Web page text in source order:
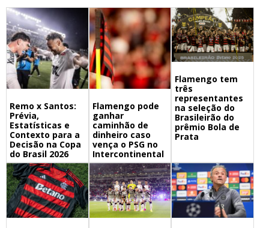
Remo x Santos:
Prévia,
Estatísticas e
Contexto para a
Decisão na Copa
do Brasil 2026
Flamengo pode
ganhar
caminhão de
dinheiro caso
vença o PSG no
Intercontinental
Flamengo tem
três
representantes
na seleção do
Brasileirão do
prêmio Bola de
Prata